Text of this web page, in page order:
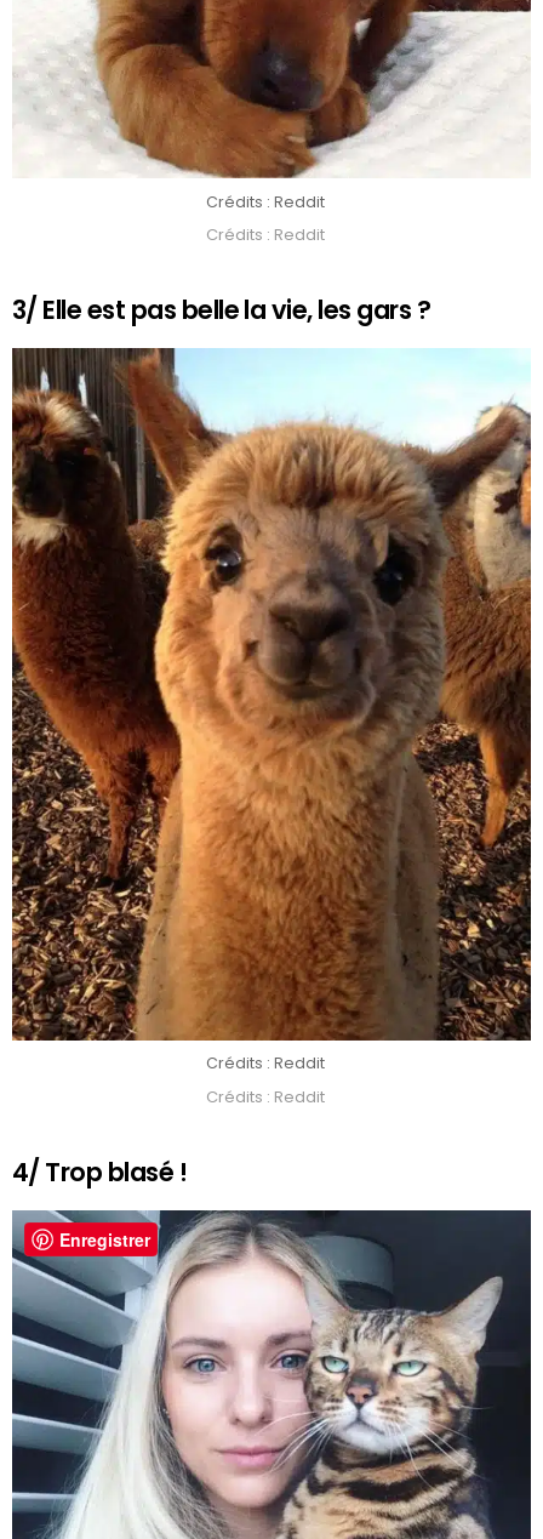
Crédits : Reddit
Crédits : Reddit
3/ Elle est pas belle la vie, les gars ?
Crédits : Reddit
Crédits : Reddit
4/ Trop blasé !
Enregistrer